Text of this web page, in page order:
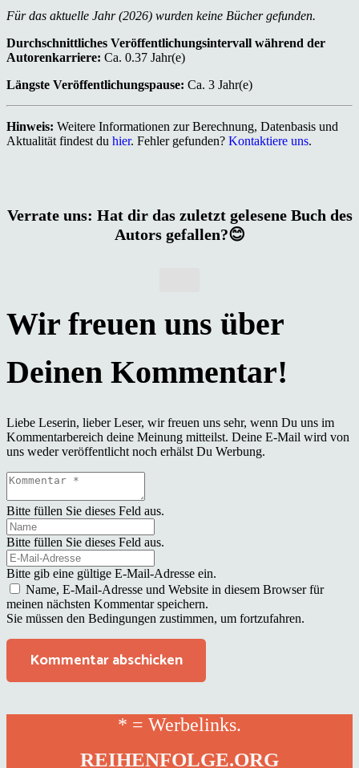
Für das aktuelle Jahr (2026) wurden keine Bücher gefunden.
Durchschnittliches Veröffentlichungsintervall während der
Autorenkarriere: Ca. 0.37 Jahr(e)
Längste Veröffentlichungspause: Ca. 3 Jahr(e)
Hinweis: Weitere Informationen zur Berechnung, Datenbasis und
Aktualität findest du hier. Fehler gefunden? Kontaktiere uns.
Verrate uns: Hat dir das zuletzt gelesene Buch des
Autors gefallen?😊
Liebe Leserin, lieber Leser, wir freuen uns sehr, wenn Du uns im
Kommentarbereich deine Meinung mitteilst. Deine E-Mail wird von
uns weder veröffentlicht noch erhälst Du Werbung.
Bitte füllen Sie dieses Feld aus.
Bitte füllen Sie dieses Feld aus.
Bitte gib eine gültige E-Mail-Adresse ein.
Name, E-Mail-Adresse und Website in diesem Browser für
meinen nächsten Kommentar speichern.
Sie müssen den Bedingungen zustimmen, um fortzufahren.
Kommentar abschicken
* = Werbelinks.
REIHENFOLGE.ORG